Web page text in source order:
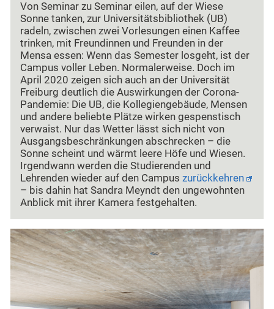
Von Seminar zu Seminar eilen, auf der Wiese
Sonne tanken, zur Universitätsbibliothek (UB)
radeln, zwischen zwei Vorlesungen einen Kaffee
trinken, mit Freundinnen und Freunden in der
Mensa essen: Wenn das Semester losgeht, ist der
Campus voller Leben. Normalerweise. Doch im
April 2020 zeigen sich auch an der Universität
Freiburg deutlich die Auswirkungen der Corona-
Pandemie: Die UB, die Kollegiengebäude, Mensen
und andere beliebte Plätze wirken gespenstisch
verwaist. Nur das Wetter lässt sich nicht von
Ausgangsbeschränkungen abschrecken – die
Sonne scheint und wärmt leere Höfe und Wiesen.
Irgendwann werden die Studierenden und
Lehrenden wieder auf den Campus zurückkehren
– bis dahin hat Sandra Meyndt den ungewohnten
Anblick mit ihrer Kamera festgehalten.